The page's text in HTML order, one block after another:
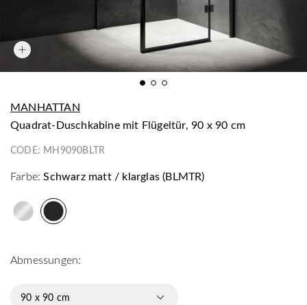
MANHATTAN
Quadrat-Duschkabine mit Flügeltür, 90 x 90 cm
CODE: MH9090BLTR
Farbe: Schwarz matt / klarglas (BLMTR)
Abmessungen:
90 x 90 cm